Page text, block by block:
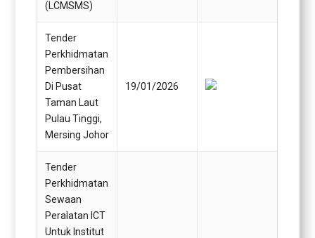
(LCMSMS)
Tender
Perkhidmatan
Pembersihan
Di Pusat
Taman Laut
Pulau Tinggi,
Mersing Johor
19/01/2026
Tender
Perkhidmatan
Sewaan
Peralatan ICT
Untuk Institut